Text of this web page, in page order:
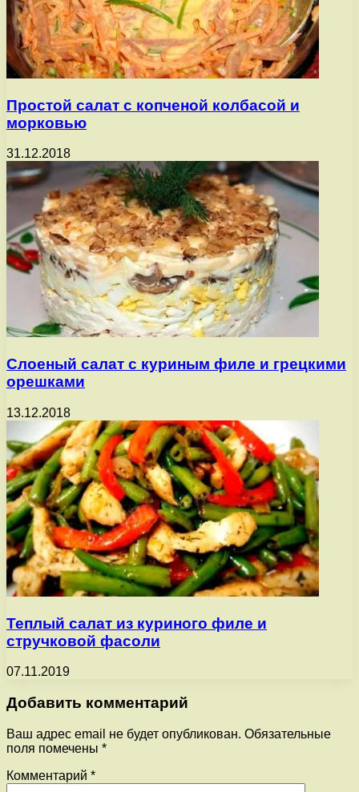
Простой салат с копченой колбасой и
морковью
31.12.2018
Слоеный салат с куриным филе и грецкими
орешками
13.12.2018
Теплый салат из куриного филе и
стручковой фасоли
07.11.2019
Добавить комментарий
Ваш адрес email не будет опубликован. Обязательные
поля помечены *
Комментарий *